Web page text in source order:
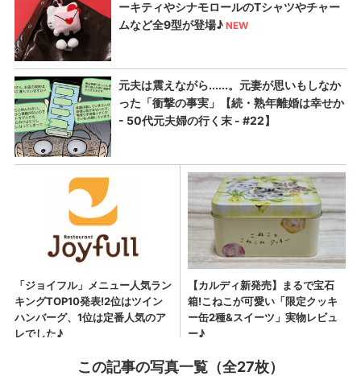
この記事の写真一覧（全27枚）